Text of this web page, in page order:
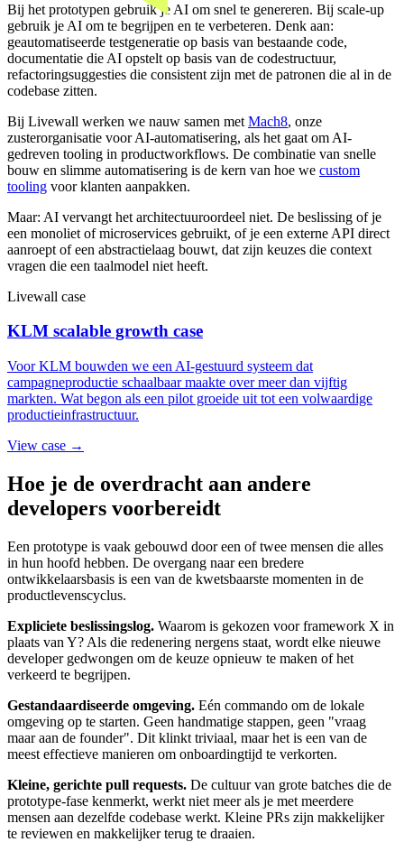
Bij het prototypen gebruik je AI om snel te genereren. Bij scale-up
gebruik je AI om te begrijpen en te verbeteren. Denk aan:
geautomatiseerde testgeneratie op basis van bestaande code,
documentatie die AI opstelt op basis van de codestructuur,
refactoringsuggesties die consistent zijn met de patronen die al in de
codebase zitten.
Bij Livewall werken we nauw samen met Mach8, onze
zusterorganisatie voor AI-automatisering, als het gaat om AI-
gedreven tooling in productworkflows. De combinatie van snelle
bouw en slimme automatisering is de kern van hoe we custom
tooling voor klanten aanpakken.
Maar: AI vervangt het architectuuroordeel niet. De beslissing of je
een monoliet of microservices gebruikt, of je een externe API direct
aanroept of een abstractielaag bouwt, dat zijn keuzes die context
vragen die een taalmodel niet heeft.
Livewall case
KLM scalable growth case
Voor KLM bouwden we een AI-gestuurd systeem dat
campagneproductie schaalbaar maakte over meer dan vijftig
markten. Wat begon als een pilot groeide uit tot een volwaardige
productieinfrastructuur.
View case →
Hoe je de overdracht aan andere
developers voorbereidt
Een prototype is vaak gebouwd door een of twee mensen die alles
in hun hoofd hebben. De overgang naar een bredere
ontwikkelaarsbasis is een van de kwetsbaarste momenten in de
productlevenscyclus.
Expliciete beslissingslog. Waarom is gekozen voor framework X in
plaats van Y? Als die redenering nergens staat, wordt elke nieuwe
developer gedwongen om de keuze opnieuw te maken of het
verkeerd te begrijpen.
Gestandaardiseerde omgeving. Eén commando om de lokale
omgeving op te starten. Geen handmatige stappen, geen "vraag
maar aan de founder". Dit klinkt triviaal, maar het is een van de
meest effectieve manieren om onboardingtijd te verkorten.
Kleine, gerichte pull requests. De cultuur van grote batches die de
prototype-fase kenmerkt, werkt niet meer als je met meerdere
mensen aan dezelfde codebase werkt. Kleine PRs zijn makkelijker
te reviewen en makkelijker terug te draaien.